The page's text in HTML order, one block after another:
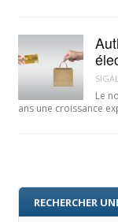
Le
ans une croissance
RECHERCHER